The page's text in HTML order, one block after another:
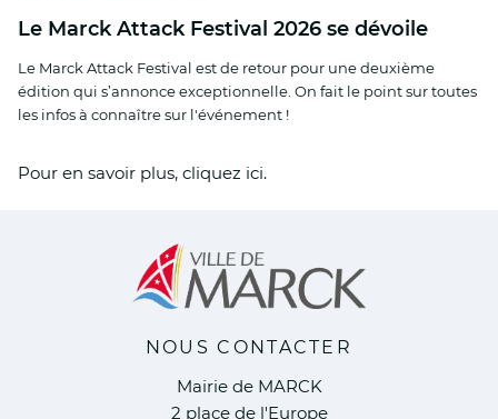
Le Marck Attack Festival 2026 se dévoile
Le Marck Attack Festival est de retour pour une deuxième
édition qui s’annonce exceptionnelle. On fait le point sur toutes
les infos à connaître sur l'événement !
Pour en savoir plus, cliquez ici.
NOUS CONTACTER
Mairie de MARCK
2 place de l'Europe